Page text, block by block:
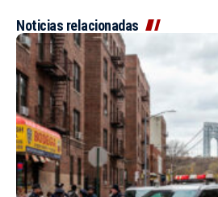
Noticias relacionadas